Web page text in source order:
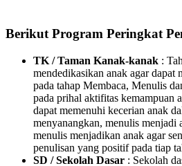
Berikut Program Peringkat
TK / Taman Kanak-kanak :
mendedikasikan anak agar dapat
pada tahap Membaca, Menulis
pada prihal aktifitas kemampuan
dapat memenuhi kecerian anak
menyanangkan, menulis menjadi
menulis menjadikan anak agar
penulisan yang positif pada tiap
SD / Sekolah Dasar : Sekolah